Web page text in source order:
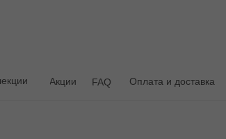
Акции FAQ Оплата и доставка